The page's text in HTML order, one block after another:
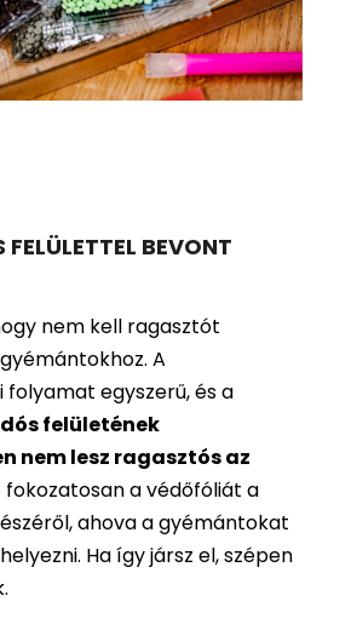
BEVONT
nem kell ragasztót
A
egyszerű, és a
felületének
nem lesz ragasztós az
fokozatosan a védőfóliát a
ahova a gyémántokat
Ha így jársz el, szépen